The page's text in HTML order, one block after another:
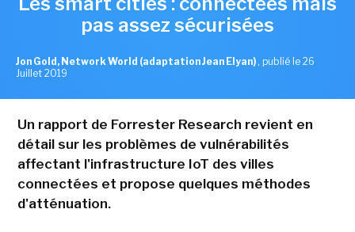
pas assez sécurisées
Jon Gold, Network World (adaptation Jean Elyan) , publié le 26
Juillet 2019
Un rapport de Forrester Research revient en
détail sur les problèmes de vulnérabilités
affectant l'infrastructure IoT des villes
connectées et propose quelques méthodes
d'atténuation.